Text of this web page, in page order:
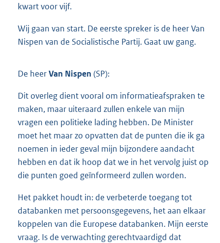
kwart voor vijf.
Wij gaan van start. De eerste spreker is de heer Van
Nispen van de Socialistische Partij. Gaat uw gang.
De heerVan Nispen (SP):
Dit overleg dient vooral om informatieafspraken te
maken, maar uiteraard zullen enkele van mijn
vragen een politieke lading hebben. De Minister
moet het maar zo opvatten dat de punten die ik ga
noemen in ieder geval mijn bijzondere aandacht
hebben en dat ik hoop dat we in het vervolg juist op
die punten goed geïnformeerd zullen worden.
Het pakket houdt in: de verbeterde toegang tot
databanken met persoonsgegevens, het aan elkaar
koppelen van die Europese databanken. Mijn eerste
vraag. Is de verwachting gerechtvaardigd dat